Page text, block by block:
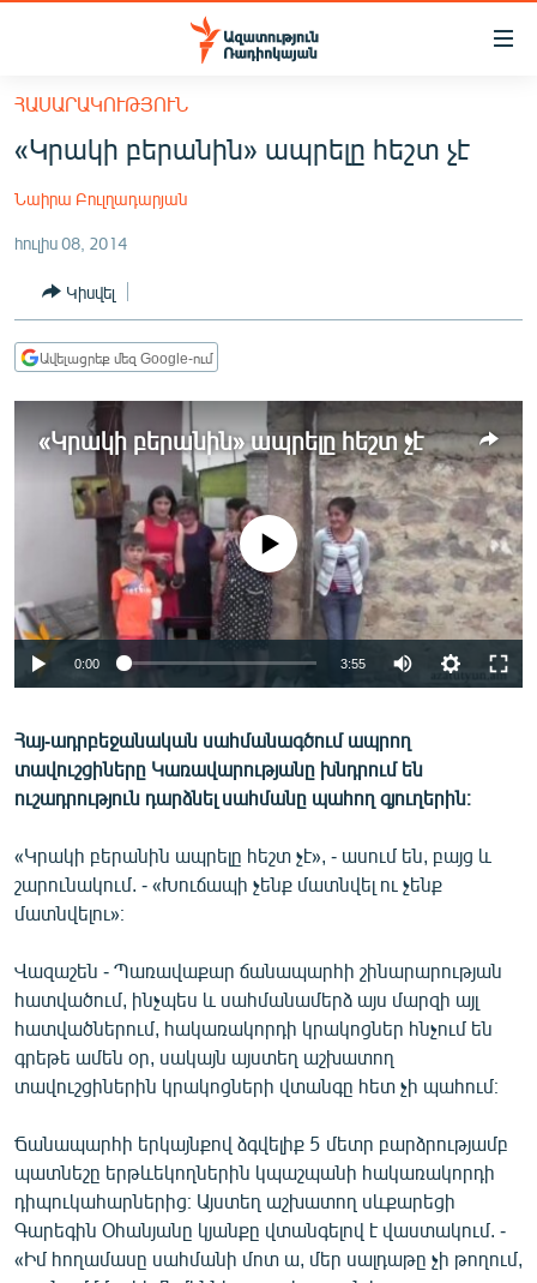
Մատչելիության
հիմնական
բովանդակությանը
հիմնական
մենյուին
ՀԱՅԱՍՏԱՆ
ՔԱՂԱՔԱԿԱՆ
ԸՆՏՐՈՒԹՅՈՒՆՆԵՐ 2026
ԻՐԱՎՈՒՆՔ
ՀԱՍԱՐԱԿՈՒԹՅՈՒՆ
ՂԱՐԱԲԱՂ
ՊԱՏԵՐԱԶՄԻ 6 ՇԱԲԱԹՆԵՐԸ
ՏԱՐԱԾԱՇՐՋԱՆ
ՄԻՋԱԶԳԱՅԻՆ
ՄՇԱԿՈՒՅԹ
ՍՊՈՐՏ
ՄԵԿՆԱԲԱՆՈՒԹՅՈՒՆ
ՏՏ ԵՒ ԻՆՏԵՐՆԵՏ
ԿՈՐՈՆԱՎԻՐՈՒՍ
ԱՐԽԻՎ
ՏԵՍԱՆՅՈՒԹԵՐ
ԲԱՆԱՎԵՃ
ՓՈԴՔԱՍԹ
Հայերեն
English
Русский
ՀԵՏԵՎԵՔ ՄԵԶ
ՀԱՍԱՐԱԿՈՒԹՅՈՒՆ
«Կրակի բերանին» ապրելը հեշտ չէ
Նաիրա Բուլղադարյան
հուլիս 08, 2014
Կիսվել
Ավելացրեք մեզ Google-ում
«Կրակի բերանին» ապրելը հեշտ չէ
No media source currently available
0:00 3:55
Հայ-ադրբեջանական սահմանագծում ապրող
տավուշցիները Կառավարությանը խնդրում են
ուշադրություն դարձնել սահմանը պահող գյուղերին։
«Կրակի բերանին ապրելը հեշտ չէ», - ասում են, բայց և
շարունակում. - «Խուճապի չենք մատնվել ու չենք
մատնվելու»։
Վազաշեն - Պառավաքար ճանապարհի շինարարության
հատվածում, ինչպես և սահմանամերձ այս մարզի այլ
հատվածներում, հակառակորդի կրակոցներ հնչում են
գրեթե ամեն օր, սակայն այստեղ աշխատող
տավուշցիներին կրակոցների վտանգը հետ չի պահում։
Ճանապարհի երկայնքով ձգվելիք 5 մետր բարձրությամբ
պատնեշը երթևեկողներին կպաշպանի հակառակորդի
դիպուկահարներից։ Այստեղ աշխատող սևքարեցի
Գարեգին Օհանյանը կյանքը վտանգելով է վաստակում. -
«Իմ հողամասը սահմանի մոտ ա, մեր սալդաթը չի թողում,